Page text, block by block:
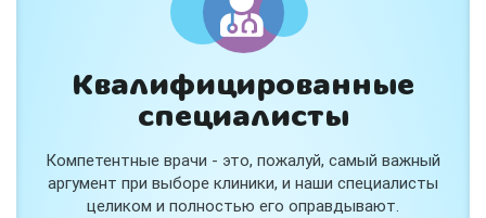
Квалифицированные
специалисты
Компетентные врачи - это, пожалуй, самый важный
аргумент при выборе клиники, и наши специалисты
целиком и полностью его оправдывают.
Консультация ортопеда +
тейпирование за 1 приём
Вас или вашего ребёнка беспокоят:
- боли в спине, шее, коленях или ногах?
- дискомфорт после спорта и нагрузок?